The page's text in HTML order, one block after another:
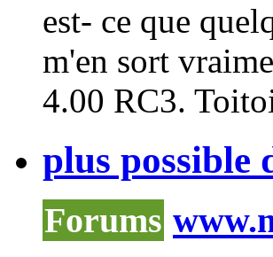
est- ce que
m'en sort
4.00 RC3.
plus possible
Forums